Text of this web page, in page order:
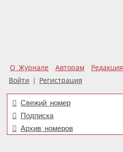
О Журнале Авторам
Редакция
Войти | Регистрация
Свежий номер
Подписка
Архив номеров